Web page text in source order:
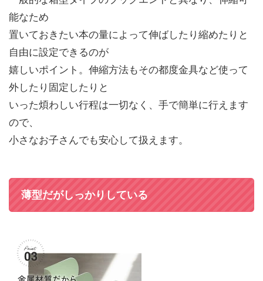
能なため
置いておきたい本の量によって伸ばしたり縮めたりと
自由に設定できるのが
嬉しいポイント。伸縮方法もその都度金具など使って
外したり固定したりと
いった煩わしい行程は一切なく、手で簡単に行えます
ので、
小さなお子さんでも安心して扱えます。
薄型だがしっかりしている